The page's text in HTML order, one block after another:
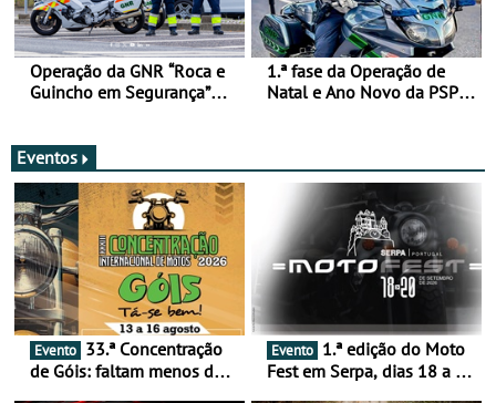
Operação da GNR “Roca e
Guincho em Segurança”
1.ª fase da Operação de
Natal e Ano Novo da PSP e
Eventos
Evento
de Góis: faltam menos de
Evento
Fest em Serpa, dias 18 a 20